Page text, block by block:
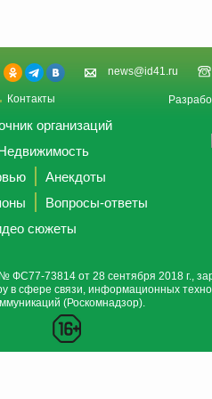
news@id41.ru
Контакты
организаций
Анекдоты
Вопросы-ответы
сюжеты
ФС77-73814 от 28 сентября 2018 г.,
в сфере связи, информационных
(Роскомнадзор).